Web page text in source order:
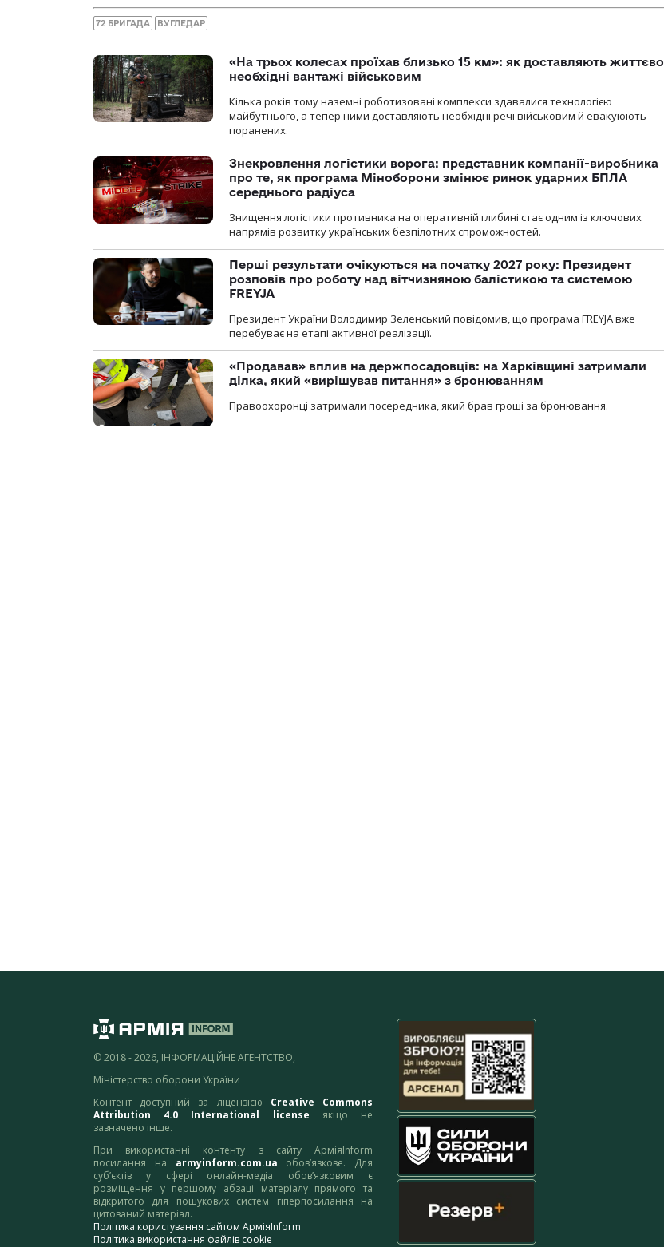
72 БРИГАДА ВУГЛЕДАР
«На трьох колесах проїхав близько 15 км»: як доставляють життєво
необхідні вантажі військовим
Кілька років тому наземні роботизовані комплекси здавалися технологією
майбутнього, а тепер ними доставляють необхідні речі військовим й евакуюють
поранених.
Знекровлення логістики ворога: представник компанії-виробника
про те, як програма Міноборони змінює ринок ударних БПЛА
середнього радіуса
Знищення логістики противника на оперативній глибині стає одним із ключових
напрямів розвитку українських безпілотних спроможностей.
Перші результати очікуються на початку 2027 року: Президент
розповів про роботу над вітчизняною балістикою та системою
FREYJA
Президент України Володимир Зеленський повідомив, що програма FREYJA вже
перебуває на етапі активної реалізації.
«Продавав» вплив на держпосадовців: на Харківщині затримали
ділка, який «вирішував питання» з бронюванням
Правоохоронці затримали посередника, який брав гроші за бронювання.
© 2018 - 2026, ІНФОРМАЦІЙНЕ АГЕНТСТВО,
Міністерство оборони України
Контент доступний за ліцензією Creative Commons
Attribution 4.0 International license якщо не
зазначено інше.
При використанні контенту з сайту АрміяInform
посилання на armyinform.com.ua обов’язкове. Для
суб’єктів у сфері онлайн-медіа обов’язковим є
розміщення у першому абзаці матеріалу прямого та
відкритого для пошукових систем гіперпосилання на
цитований матеріал.
Політика користування сайтом АрміяInform
Політика використання файлів cookie